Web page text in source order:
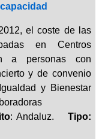
el coste de las
en Centros
a personas con
y de convenio
y Bienestar
: Andaluz.Tipo: